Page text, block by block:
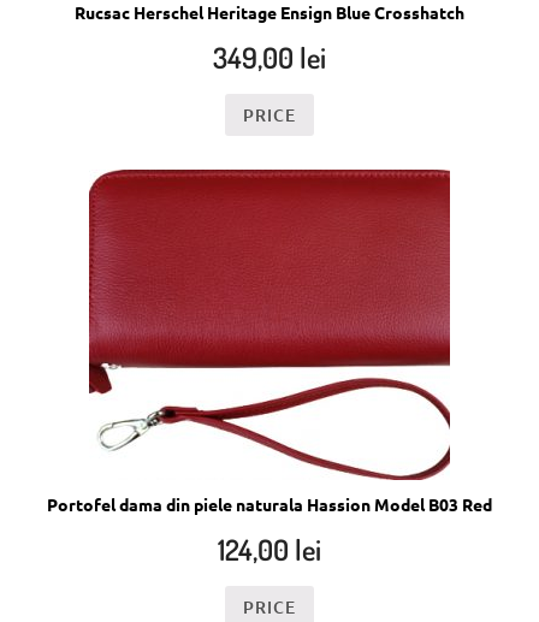
Rucsac Herschel Heritage Ensign Blue Crosshatch
349,00 lei
PRICE
Portofel dama din piele naturala Hassion Model B03 Red
124,00 lei
PRICE